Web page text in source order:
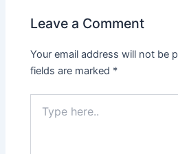
Leave a Comment
Your email address will not be
fields are marked *
here..